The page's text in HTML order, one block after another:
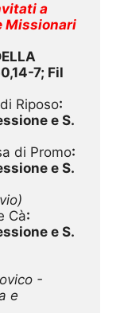
a
Missionari
7; Fil
Riposo:
e S.
di Promo:
e S.
Cà:
e S.
-
e